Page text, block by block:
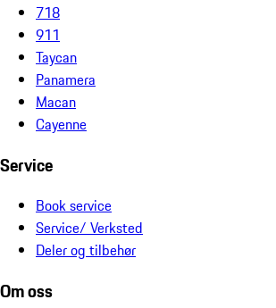
718
911
Taycan
Panamera
Macan
Cayenne
Service
Book service
Service/ Verksted
Deler og tilbehør
Om oss